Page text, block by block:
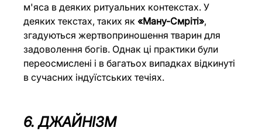
м'яса в деяких ритуальних контекстах. У
деяких текстах, таких як «Ману-Смріті»,
згадуються жертвоприношення тварин для
задоволення богів. Однак ці практики були
переосмислені і в багатьох випадках відкинуті
в сучасних індуїстських течіях.
6. ДЖАЙНІЗМ